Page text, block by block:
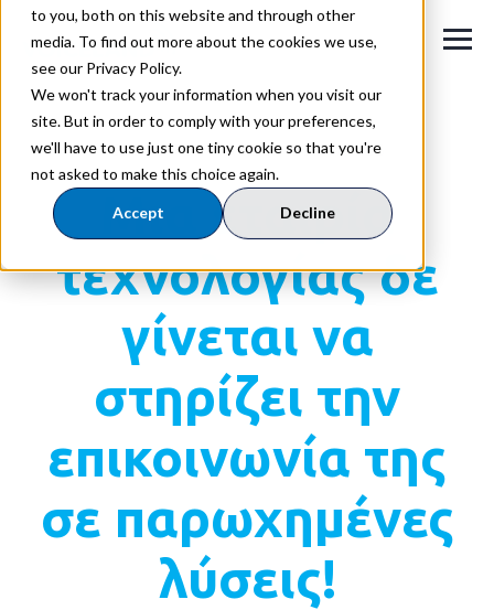
to you, both on this website and through other
media. To find out more about the cookies we use,
see our Privacy Policy.
We won't track your information when you visit our
site. But in order to comply with your preferences,
we'll have to use just one tiny cookie so that you're
not asked to make this choice again.
Accept Decline
CLOUD PBX ΓΙΑ TECH COMPANIES
Μια εταιρία
τεχνολογίας δε
γίνεται να
στηρίζει την
επικοινωνία της
σε παρωχημένες
λύσεις!